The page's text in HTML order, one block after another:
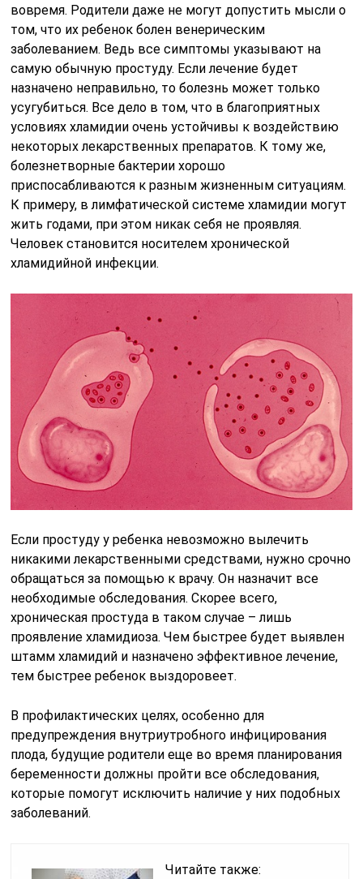
вовремя. Родители даже не могут допустить мысли о
том, что их ребенок болен венерическим
заболеванием. Ведь все симптомы указывают на
самую обычную простуду. Если лечение будет
назначено неправильно, то болезнь может только
усугубиться. Все дело в том, что в благоприятных
условиях хламидии очень устойчивы к воздействию
некоторых лекарственных препаратов. К тому же,
болезнетворные бактерии хорошо
приспосабливаются к разным жизненным ситуациям.
К примеру, в лимфатической системе хламидии могут
жить годами, при этом никак себя не проявляя.
Человек становится носителем хронической
хламидийной инфекции.
Если простуду у ребенка невозможно вылечить
никакими лекарственными средствами, нужно срочно
обращаться за помощью к врачу. Он назначит все
необходимые обследования. Скорее всего,
хроническая простуда в таком случае – лишь
проявление хламидиоза. Чем быстрее будет выявлен
штамм хламидий и назначено эффективное лечение,
тем быстрее ребенок выздоровеет.
В профилактических целях, особенно для
предупреждения внутриутробного инфицирования
плода, будущие родители еще во время планирования
беременности должны пройти все обследования,
которые помогут исключить наличие у них подобных
заболеваний.
Читайте также: